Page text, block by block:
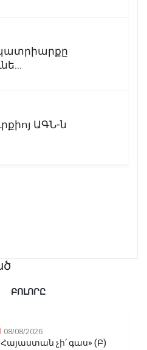
ԱԳՆ-ն
ԲՈԼՈՐԸ
08/08/2026
չի՛ գաս» (Բ)